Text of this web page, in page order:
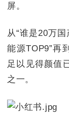
屏。
从“谁是20万
能源TOP9”再
足以见得颜值
之一。